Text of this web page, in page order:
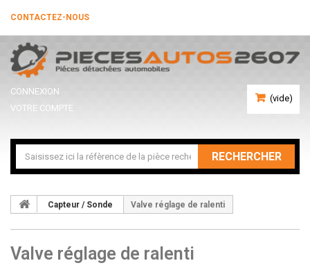
CONTACTEZ-NOUS
(vide)
CONNEXION
VOTRE COMPTE
RECHERCHER
Capteur / Sonde Valve réglage de ralenti
Valve réglage de ralenti